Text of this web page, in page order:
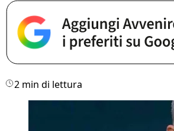
2 min di lettura